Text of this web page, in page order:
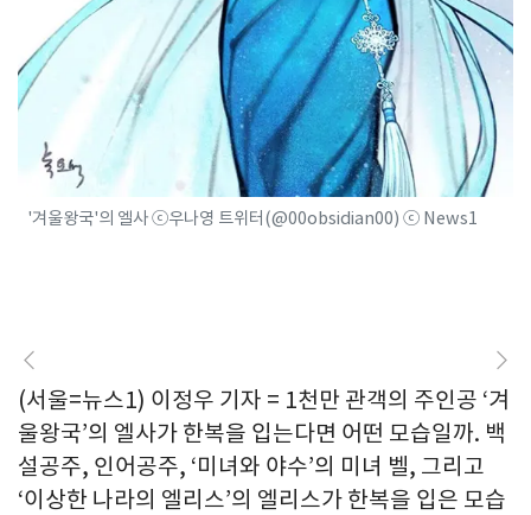
'겨울왕국'의 엘사 ⓒ우나영 트위터(@00obsidian00) ⓒ News1
(서울=뉴스1) 이정우 기자 = 1천만 관객의 주인공 ‘겨
울왕국’의 엘사가 한복을 입는다면 어떤 모습일까. 백
설공주, 인어공주, ‘미녀와 야수’의 미녀 벨, 그리고
‘이상한 나라의 엘리스’의 엘리스가 한복을 입은 모습